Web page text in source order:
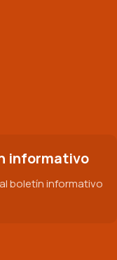
informativo
boletín informativo